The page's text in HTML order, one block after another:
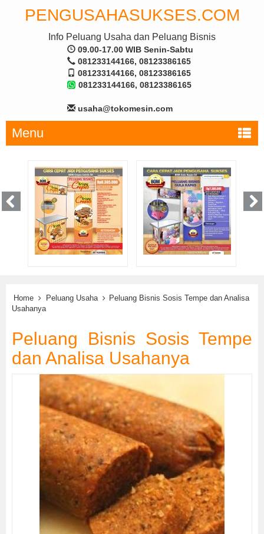
PENGUSAHASUKSES.COM
Info Peluang Usaha dan Peluang Bisnis
09.00-17.00 WIB Senin-Sabtu
081233144166, 08123386165
081233144166, 08123386165
081233144166, 08123386165
usaha@tokomesin.com
Menu
Home Peluang Usaha
Peluang Bisnis Sosis Tempe dan Analisa
Usahanya
Peluang Bisnis Sosis Tempe
dan Analisa Usahanya